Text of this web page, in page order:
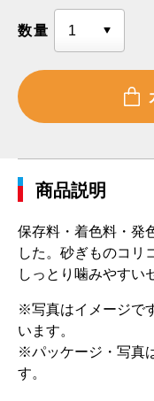
数量
商品説明
保存料・着色料・発
した。砂ぎものコリ
しっとり噛みやすい
※写真はイメージで
います。
※パッケージ・写真
す。